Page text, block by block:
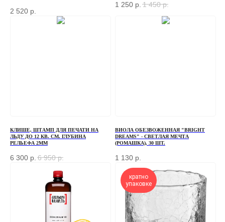
2 520 р.
1 250 р. 1 450 р.
КЛИШЕ, ШТАМП ДЛЯ ПЕЧАТИ НА
ЛЬДУ ДО 12 КВ. СМ. ГЛУБИНА
РЕЛЬЕФА 2ММ
6 300 р. 6 950 р.
ВИОЛА ОБЕЗВОЖЕННАЯ "BRIGHT
DREAMS" - СВЕТЛАЯ МЕЧТА
(РОМАШКА), 30 ШТ.
1 130 р.
кратно
упаковке
нужна консультация — оставьте свои контакты, мы
свяжемся с вами
ОТПРАВИТЬ